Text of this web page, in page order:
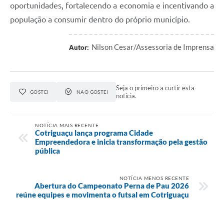
oportunidades, fortalecendo a economia e incentivando a
população a consumir dentro do próprio município.
Autor: Nilson Cesar/Assessoria de Imprensa
GOSTEI NÃO GOSTEI
Seja o primeiro a curtir esta
notícia.
NOTÍCIA MAIS RECENTE
Cotriguaçu lança programa Cidade
Empreendedora e inicia transformação pela gestão
pública
NOTÍCIA MENOS RECENTE
Abertura do Campeonato Perna de Pau 2026
reúne equipes e movimenta o futsal em Cotriguaçu